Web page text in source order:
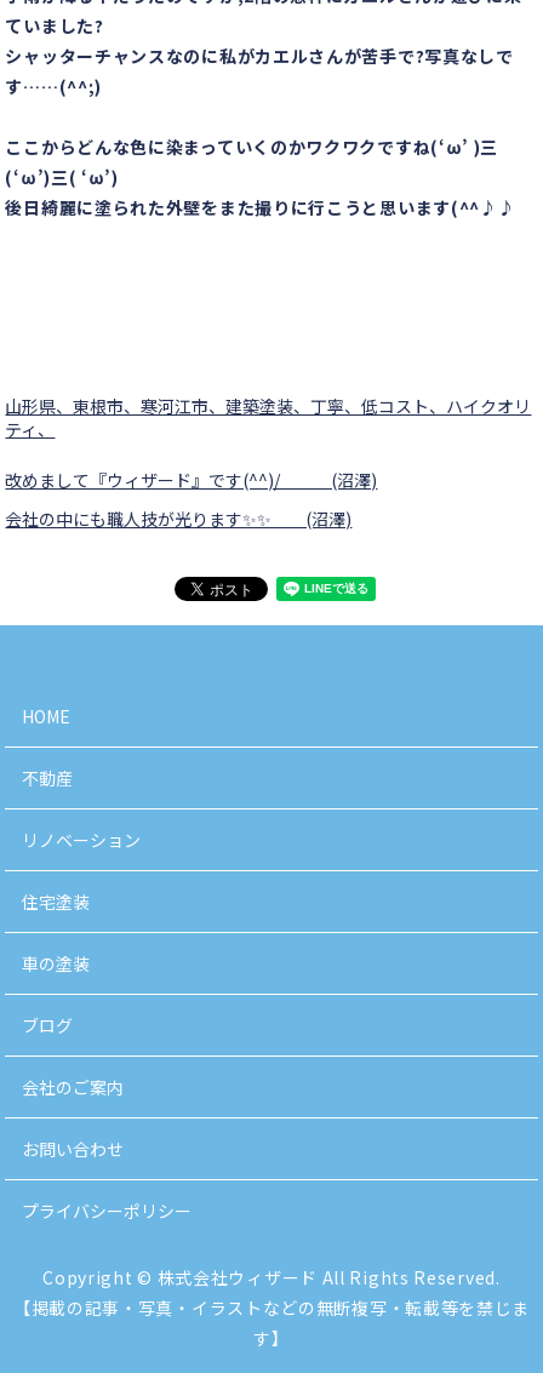
ていました?
シャッターチャンスなのに私がカエルさんが苦手で?写真なしで
す……(^^;)
ここからどんな色に染まっていくのかワクワクですね(‘ω’ )三
(‘ω’)三( ‘ω’)
後日綺麗に塗られた外壁をまた撮りに行こうと思います(^^♪♪
山形県、東根市、寒河江市、建築塗装、丁寧、低コスト、ハイクオリ
ティ、
改めまして『ウィザード』です(^^)/ (沼澤)
会社の中にも職人技が光ります✨✨ (沼澤)
HOME
不動産
リノベーション
住宅塗装
車の塗装
ブログ
会社のご案内
お問い合わせ
プライバシーポリシー
Copyright © 株式会社ウィザード All Rights Reserved.
【掲載の記事・写真・イラストなどの無断複写・転載等を禁じま
す】